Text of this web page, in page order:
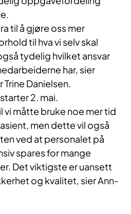
til å gjøre oss mer
til hva vi selv skal
tydelig hvilket ansvar
har, sier
Danielsen.
2. mai.
vi måtte bruke noe mer tid
men dette vil også
ved at personalet på
spares for mange
Det viktigste er uansett
og kvalitet, sier Ann-